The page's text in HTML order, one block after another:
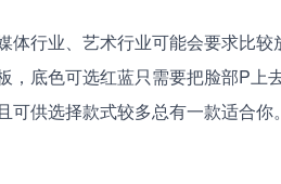
体行业、艺术行业可能会要求比
，底色可选红蓝只需要把脸部P上
可供选择款式较多总有一款适合